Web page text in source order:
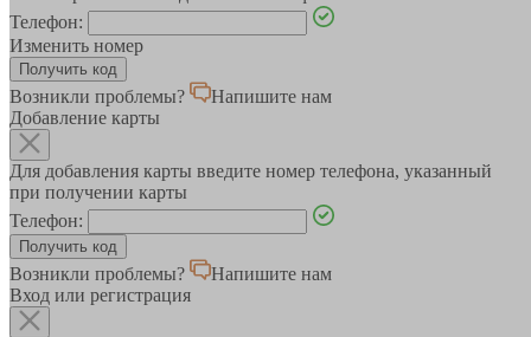
Телефон:
Изменить номер
Возникли проблемы?
Напишите нам
Добавление карты
Для добавления карты введите номер телефона, указанный
при получении карты
Телефон:
Возникли проблемы?
Напишите нам
Вход или регистрация